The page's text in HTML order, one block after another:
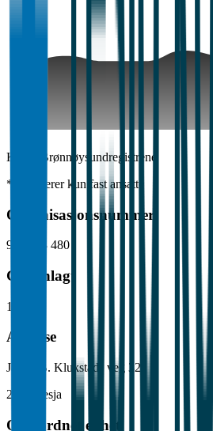
Kilde: Brønnøysundregistrene
*Inkluderer kun fast ansatte
Organisasjonsnummer
974 643 480
Grunnlagt
1995
Adresse
Jakup B. Klukstads veg 32
2665
Lesja
Overordnet enhet